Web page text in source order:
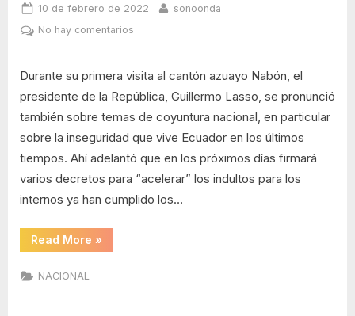
Posted
on
10 de febrero de 2022 By
sonoonda
No hay comentariosen
firmará
decretos
para
acelerar
indultos
de
reos.
Su
Durante su primera visita al cantón azuayo Nabón, el
presidente de la República, Guillermo Lasso, se pronunció
también sobre temas de coyuntura nacional, en particular
sobre la inseguridad que vive Ecuador en los últimos
tiempos. Ahí adelantó que en los próximos días firmará
varios decretos para “acelerar” los indultos para los
internos ya han cumplido los…
Read More “Guillermo
Lasso
indultos
»
NACIONAL